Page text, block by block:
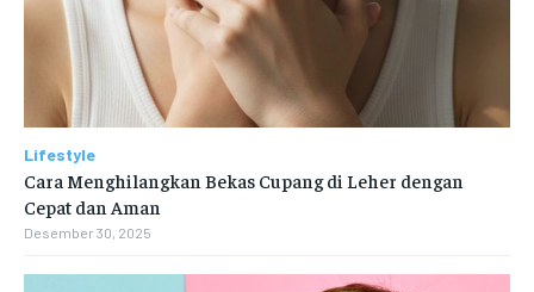
Lifestyle
Cara Menghilangkan Bekas Cupang di Leher dengan
Cepat dan Aman
Desember 30, 2025